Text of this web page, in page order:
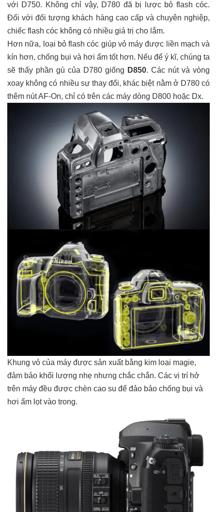
với D750. Không chỉ vậy, D780 đã bị lược bỏ flash cóc.
Đối với đối tượng khách hàng cao cấp và chuyên nghiệp,
chiếc flash cóc không có nhiều giá trị cho lắm.
Hơn nữa, loại bỏ flash cóc giúp vỏ máy được liền mạch và
kín hơn, chống bụi và hơi ẩm tốt hơn. Nếu để ý kĩ, chúng ta
sẽ thấy phần gù của D780 giống D850. Các nút và vòng
xoay không có nhiều sự thay đổi, khác biệt nằm ở D780 có
thêm nút AF-On, chỉ có trên các máy dòng D800 hoặc Dx.
Khung vỏ của máy được sản xuất bằng kim loại magie,
đảm bảo khối lượng nhẹ nhưng chắc chắn. Các vị trí hở
trên máy đều được chèn cao su để đảo bảo chống bụi và
hơi ẩm lọt vào trong.